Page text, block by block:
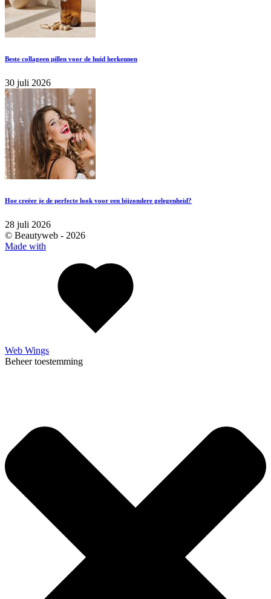
Beste collageen pillen voor de huid herkennen
30 juli 2026
Hoe creëer je de perfecte look voor een bijzondere gelegenheid?
28 juli 2026
© Beautyweb - 2026
Made with
Web Wings
Beheer toestemming